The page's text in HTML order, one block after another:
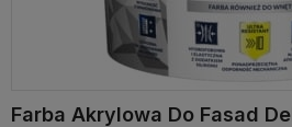
Farba Akrylowa Do Fasad